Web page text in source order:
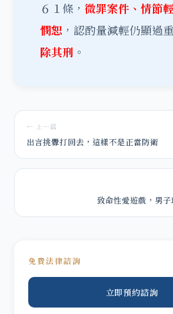
６１條， 微罪案件、情節
憫恕 ，認酌量減輕仍顯過
除其刑 。
← 上一篇
出言挑釁打回去，這樣不是正當防衛
致命性愛遊戲，男
免費法律諮詢
立即預約諮詢